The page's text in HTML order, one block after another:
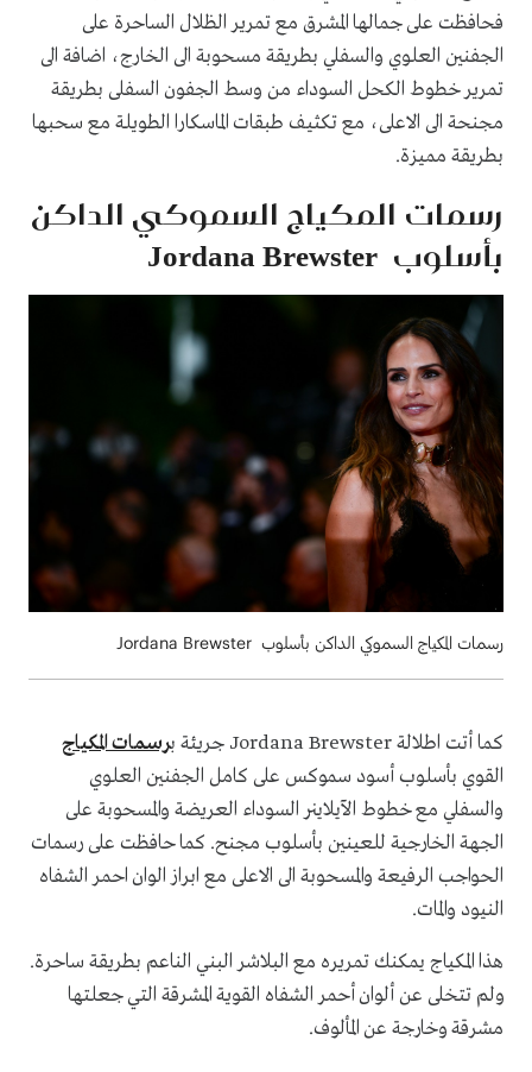
فحافظت على جمالها المشرق مع تمرير الظلال الساحرة على
الجفنين العلوي والسفلي بطريقة مسحوبة الى الخارج، اضافة الى
تمرير خطوط الكحل السوداء من وسط الجفون السفلى بطريقة
مجنحة الى الاعلى، مع تكثيف طبقات الماسكارا الطويلة مع سحبها
بطريقة مميزة.
رسمات المكياج السموكي الداكن
بأسلوب Jordana Brewster
رسمات المكياج السموكي الداكن بأسلوب Jordana Brewster
كما أتت اطلالة Jordana Brewster جريئة ب
رسمات المكياج
القوي بأسلوب أسود سموكس على كامل الجفنين العلوي
والسفلي مع خطوط الآيلاينر السوداء العريضة والمسحوبة على
الجهة الخارجية للعينين بأسلوب مجنح. كما حافظت على رسمات
الحواجب الرفيعة والمسحوبة الى الاعلى مع ابراز الوان احمر الشفاه
النيود والمات.
هذا المكياج يمكنك تمريره مع البلاشر البني الناعم بطريقة ساحرة.
ولم تتخلى عن ألوان أحمر الشفاه القوية المشرقة التي جعلتها
مشرقة وخارجة عن المألوف.